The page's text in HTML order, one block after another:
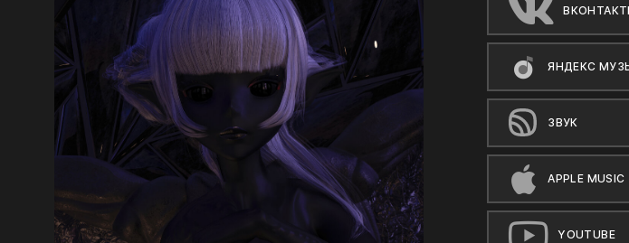
ЯНДЕКС
ЗВУК
APPLE MUSIC
YOUTUBE